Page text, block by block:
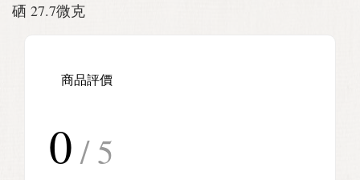
硒 27.7微克
商品評價
0 / 5